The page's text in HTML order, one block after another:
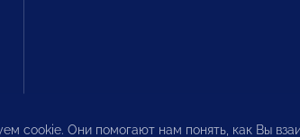
cookie. Они помогают нам понять, как Вы